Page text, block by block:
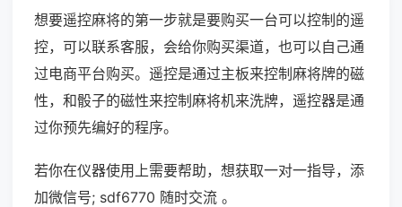
想要遥控麻将的第一步就是要购买一台可以控制的遥
控，可以联系客服，会给你购买渠道，也可以自己通
过电商平台购买。遥控是通过主板来控制麻将牌的磁
性，和骰子的磁性来控制麻将机来洗牌，遥控器是通
过你预先编好的程序。
若你在仪器使用上需要帮助，想获取一对一指导，添
加微信号; sdf6770 随时交流 。